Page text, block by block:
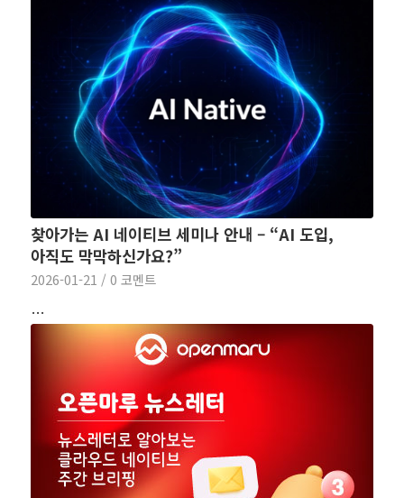
찾아가는 AI 네이티브 세미나 안내 – “AI 도입,
아직도 막막하신가요?”
2026-01-21 / 0 코멘트
…